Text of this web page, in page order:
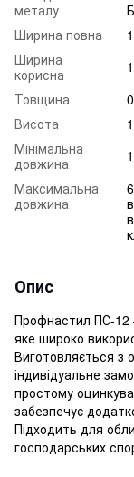
металу
Ширина повна
Ширина
корисна
Товщина
Висота
Мінімальна
довжина
Максимальна
довжина
Опис
Профнастил ПС-12
яке широко
Виготовляється з
індивідуальне
простому
забезпечує
Підходить для
господарських